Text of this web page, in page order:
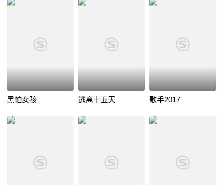
黑怕女孩 逃离十五天 歌手2017